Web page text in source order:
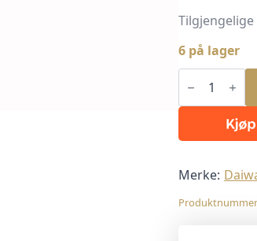
Tilgjengelige
6 på lager
Daiwa
Tournament
UV
10cm
Merke: